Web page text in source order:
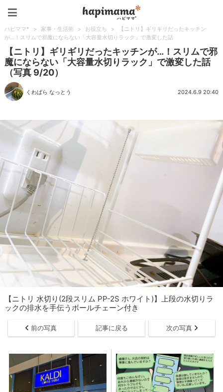
ハピママ* > 家事・生活術 > お役立ち >
【ニトリ】ギリギリだったキッチン
が…！スリムで邪魔にならない「大容量水切りラック」で激変した話
【ニトリ】ギリギリだったキッチンが…！スリムで邪
魔にならない「大容量水切りラック」で激変した話
（写真 9/20）
くわばら なっとう 2024.6.9 20:40
【ニトリ 水切り(2段スリム PP-2S ホワイト)】上段の水切りラ
ックの排水を手伝うボールチェーン付き
前の写真 記事に戻る 次の写真